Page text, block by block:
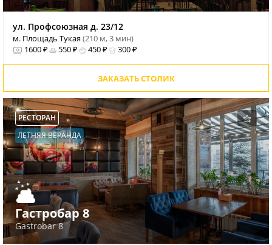
ул. Профсоюзная д. 23/12
м. Площадь Тукая(210 м, 3 мин)
1600 ₽
550 ₽ 450 ₽ 300 ₽
ЗАКАЗАТЬ СТОЛИК
РЕСТОРАН
ЛЕТНЯЯ ВЕРАНДА
Гастробар 8
Gastrobar 8